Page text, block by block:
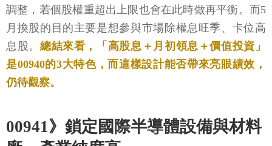
調整，若個股權重超出上限也會在此時做再平衡。而5
月換股的目的主要是想參與市場除權息旺季、卡位高
息股。 總結來看，「高股息＋月初領息＋價值投資」
是00940的3大特色，而這樣設計能否帶來亮眼績效，
仍待觀察。
00941》鎖定國際半導體設備與材料